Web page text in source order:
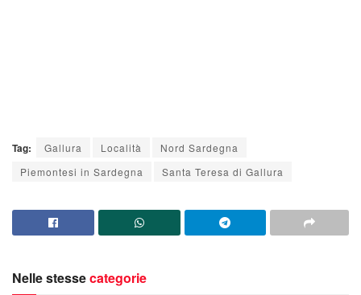
Tag: Gallura Località
Nord Sardegna
Piemontesi in Sardegna
Santa Teresa di Gallura
Nelle stessecategorie